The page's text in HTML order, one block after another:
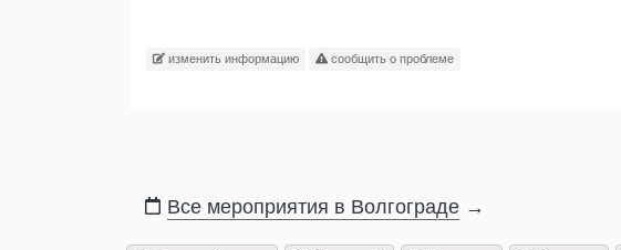
изменить информацию сообщить о проблеме
Все мероприятия в Волгограде →